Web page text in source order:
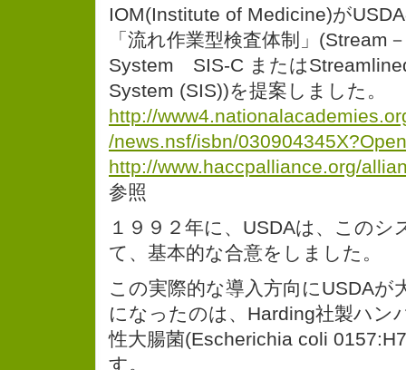
IOM(Institute of Medicine)が
「流れ作業型検査体制」(Stream
System SIS-C または
System (SIS))を提案しました。
http://
/news.nsf/isbn/
http://www.haccpalliance.org/
参照
１９９２年に、USDAは、このシ
て、基本的な合意をしました。
この実際的な導入方向にUSDAが
になったのは、Harding社製ハン
性大腸菌(Escherichia coli
す。